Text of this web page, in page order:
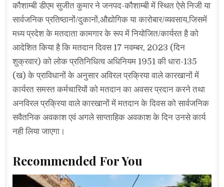
कौशाम्बी डीएम सुजीत कुमार ने जनपद-कौशाम्बी में स्थित ऐसे निजी या
सार्वजनिक प्रतिष्ठानों/दुकानों,औद्योगिक या कारोबार/व्यवसाय,जिसमें
मध्य प्रदेश के मतदाता कामगार के रूप में नियोजित/कार्यरत है को
आदेशित किया है कि मतदान दिवस 17 नवम्बर, 2023 (दिन
शुक्रवार) को लोक प्रतिनिधित्व अधिनियम 1951 की धारा-135
(ख) के प्राविधानों के अनुसार अविरल प्रक्रिया वाले कारखानों में
कार्यरत समस्त कर्मचारियों को मतदान का अवसर प्रदान करने तथा
अनविरल प्रक्रिया वाले कारखानों में मतदान के दिवस को सार्वजनिक
सवैतनिक अवकाश एवं अगले साप्ताहिक अवकाश के दिन उनसे कार्य
नही लिया जाएगा।
Recommended For You